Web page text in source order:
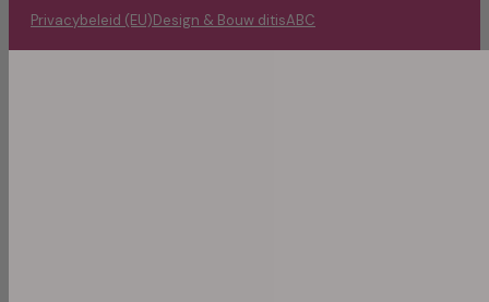
Privacybeleid (EU)Design & Bouw ditisABC